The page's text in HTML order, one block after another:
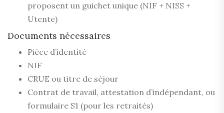
proposent un guichet unique (NIF + NISS +
Utente)
Documents nécessaires
Pièce d’identité
NIF
CRUE ou titre de séjour
Contrat de travail, attestation d’indépendant, ou
formulaire S1 (pour les retraités)